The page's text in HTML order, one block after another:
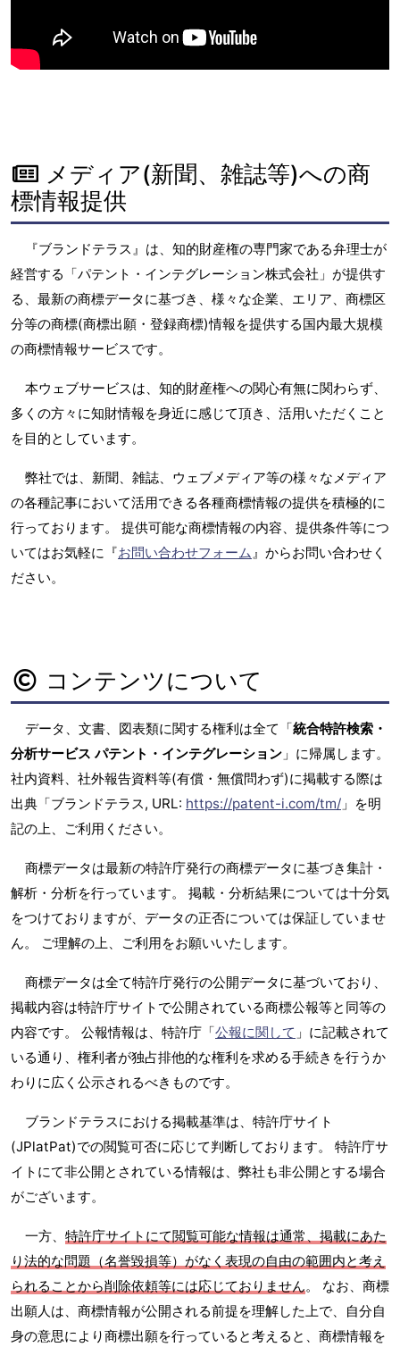
メディア(新聞、雑誌等)への商
標情報提供
『ブランドテラス』は、知的財産権の専門家である弁理士が
経営する「パテント・インテグレーション株式会社」が提供す
る、最新の商標データに基づき、様々な企業、エリア、商標区
分等の商標(商標出願・登録商標)情報を提供する国内最大規模
の商標情報サービスです。
本ウェブサービスは、知的財産権への関心有無に関わらず、
多くの方々に知財情報を身近に感じて頂き、活用いただくこと
を目的としています。
弊社では、新聞、雑誌、ウェブメディア等の様々なメディア
の各種記事において活用できる各種商標情報の提供を積極的に
行っております。 提供可能な商標情報の内容、提供条件等につ
いてはお気軽に『お問い合わせフォーム』からお問い合わせく
ださい。
コンテンツについて
データ、文書、図表類に関する権利は全て「統合特許検索・
分析サービス パテント・インテグレーション 」に帰属します。
社内資料、社外報告資料等(有償・無償問わず)に掲載する際は
出典「ブランドテラス, URL: https://patent-i.com/tm/ 」を明
記の上、ご利用ください。
商標データは最新の特許庁発行の商標データに基づき集計・
解析・分析を行っています。 掲載・分析結果については十分気
をつけておりますが、データの正否については保証していませ
ん。 ご理解の上、ご利用をお願いいたします。
商標データは全て特許庁発行の公開データに基づいており、
掲載内容は特許庁サイトで公開されている商標公報等と同等の
内容です。 公報情報は、特許庁「公報に関して 」に記載されて
いる通り、権利者が独占排他的な権利を求める手続きを行うか
わりに広く公示されるべきものです。
ブランドテラスにおける掲載基準は、特許庁サイト
(JPlatPat)での閲覧可否に応じて判断しております。 特許庁サ
イトにて非公開とされている情報は、弊社も非公開とする場合
がございます。
一方、 特許庁サイトにて閲覧可能な情報は通常、掲載にあた
り法的な問題（名誉毀損等）がなく表現の自由の範囲内と考え
られることから削除依頼等には応じておりません。 なお、商標
出願人は、商標情報が公開される前提を理解した上で、自分自
身の意思により商標出願を行っていると考えると、商標情報を